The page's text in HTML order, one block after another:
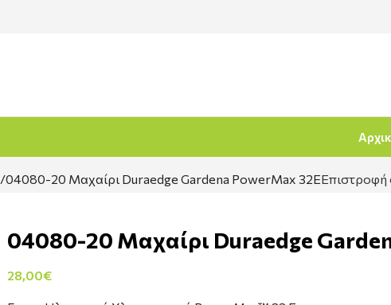
04080-20 Μαχαίρι Duraedge Gardena PowerMax 32EΕπιστροφή
04080-20 Μαχαίρι Duraedge
28,00€